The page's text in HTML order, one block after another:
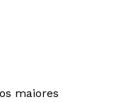
maiores